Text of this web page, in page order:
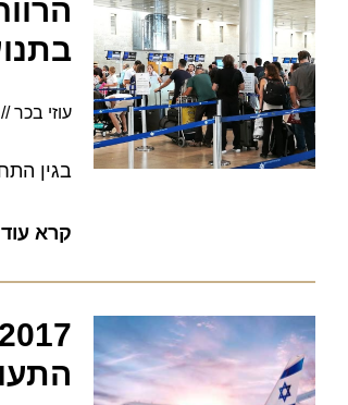
עוזי בכר 21 באוגוסט 2018
בגין
קרא עוד »